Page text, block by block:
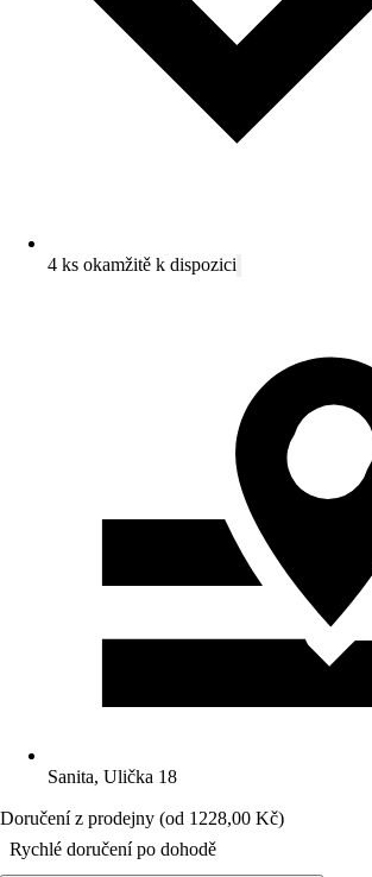
4 ks okamžitě k dispozici
Sanita, Ulička 18
Doručení z prodejny (od 1228,00 Kč)
Rychlé doručení po dohodě